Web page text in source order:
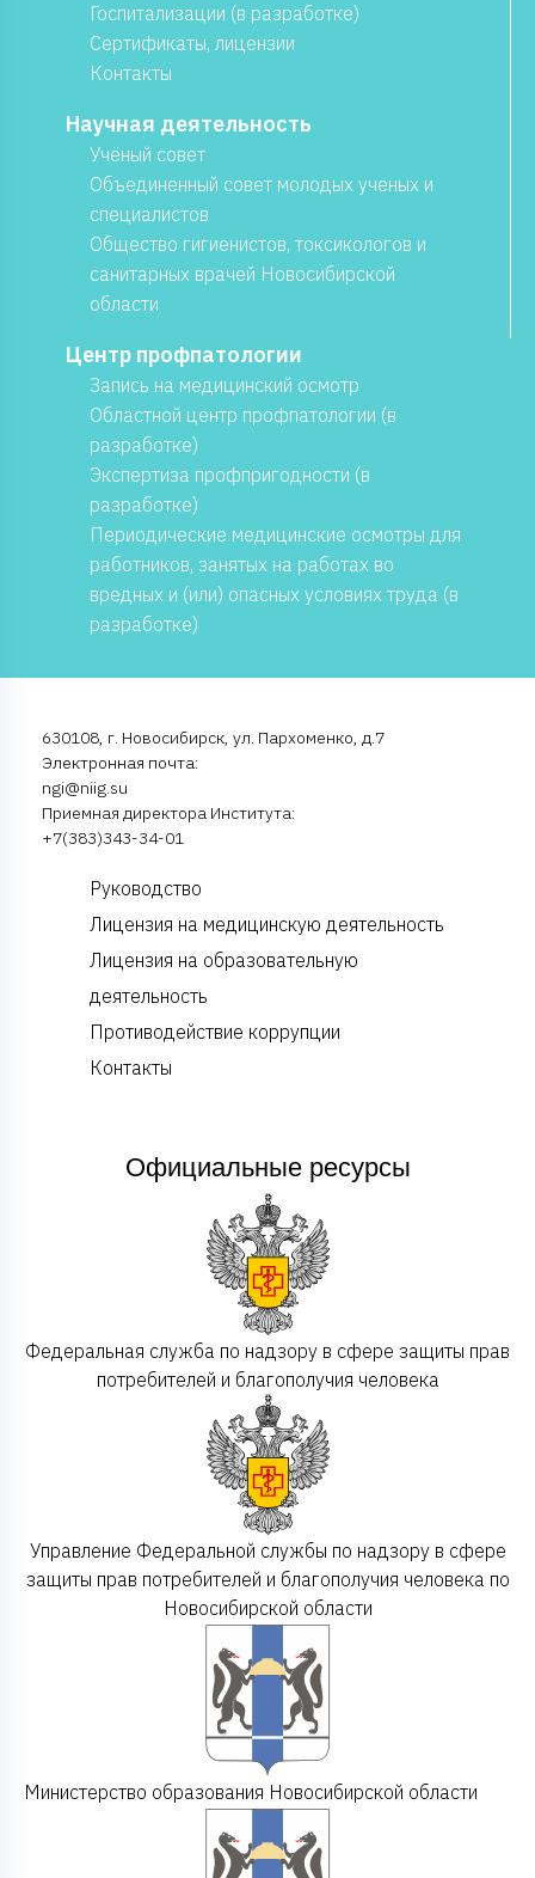
Госпитализации (в разработке)
Сертификаты, лицензии
Контакты
Научная деятельность
Учёный совет
Объединенный совет молодых ученых и
специалистов
Общество гигиенистов, токсикологов и
санитарных врачей Новосибирской
области
Центр профпатологии
Запись на медицинский осмотр
Областной центр профпатологии (в
разработке)
Экспертиза профпригодности (в
разработке)
Периодические медицинские осмотры для
работников, занятых на работах во
вредных и (или) опасных условиях труда (в
разработке)
630108, г. Новосибирск, ул. Пархоменко, д.7
Электронная почта:
ngi@niig.su
Приемная директора Института:
+7(383)343-34-01
Руководство
Лицензия на медицинскую деятельность
Лицензия на образовательную
деятельность
Противодействие коррупции
Контакты
Официальные ресурсы
Федеральная служба по надзору в сфере защиты прав
потребителей и благополучия человека
Управление Федеральной службы по надзору в сфере
защиты прав потребителей и благополучия человека по
Новосибирской области
Министерство образования Новосибирской области